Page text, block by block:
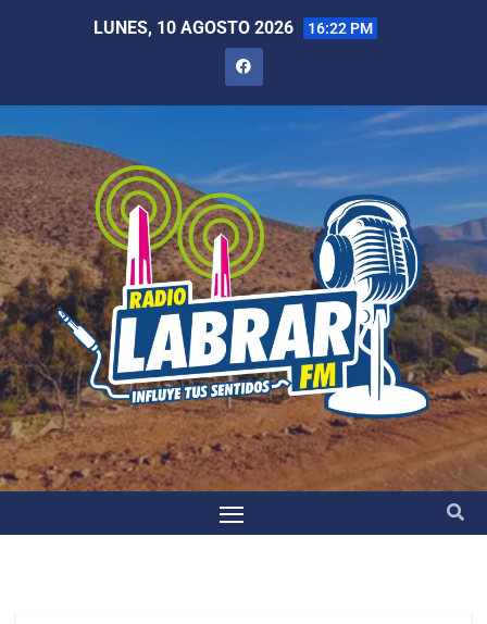
LUNES, 10 AGOSTO 2026 16:22 PM